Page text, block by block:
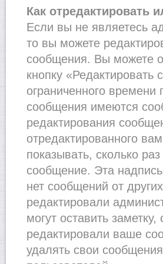
Как отредактировать
Если вы не являетесь
то вы можете
сообщения. Вы можете
кнопку
ограниченного
сообщения имеются
редактирования
отредактированного
показывать, сколько
сообщение. Эта
нет сообщений от
редактировали
могут оставить
редактировали ваше
удалять свои